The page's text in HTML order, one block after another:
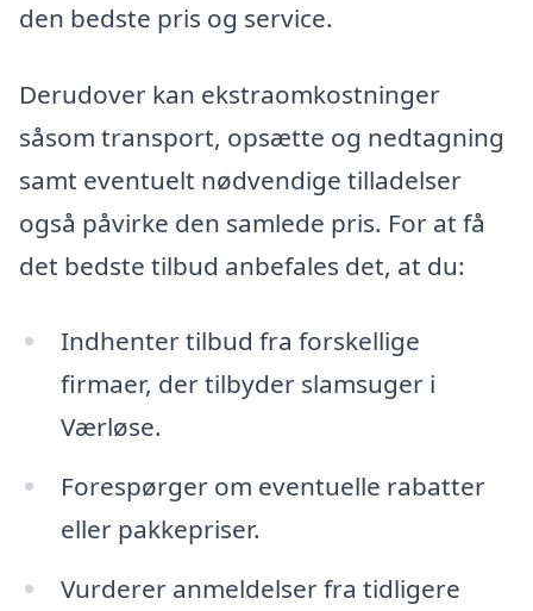
den bedste pris og service.
Derudover kan ekstraomkostninger
såsom transport, opsætte og nedtagning
samt eventuelt nødvendige tilladelser
også påvirke den samlede pris. For at få
det bedste tilbud anbefales det, at du:
Indhenter tilbud fra forskellige
firmaer, der tilbyder slamsuger i
Værløse.
Forespørger om eventuelle rabatter
eller pakkepriser.
Vurderer anmeldelser fra tidligere